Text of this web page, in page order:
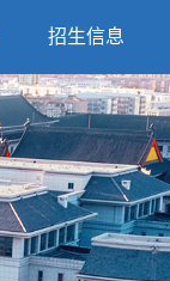
招生信息